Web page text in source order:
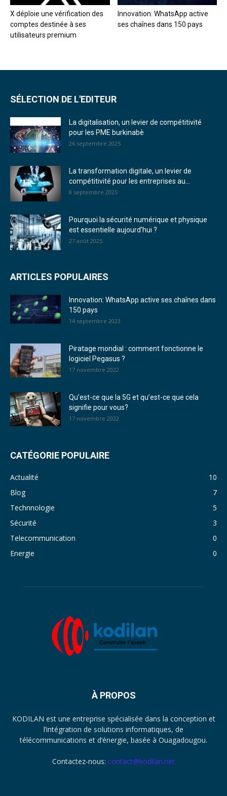
X déploie une vérification des
comptes destinée à ses
utilisateurs premium
Innovation: WhatsApp active
ses chaînes dans 150 pays
SÉLECTION DE L'EDITEUR
La digitalisation, un levier de compétitivité
pour les PME burkinabè
26 septembre 2025
La transformation digitale, un levier de
compétitivité pour les entreprises au...
8 septembre 2025
Pourquoi la sécurité numérique et physique
est essentielle aujourd’hui ?
27 août 2025
ARTICLES POPULAIRES
Innovation: WhatsApp active ses chaînes dans
150 pays
14 septembre 2023
Piratage mondial : comment fonctionne le
logiciel Pegasus ?
17 novembre 2022
Qu’est-ce que la 5G et qu’est-ce que cela
signifie pour vous?
17 novembre 2022
CATÉGORIE POPULAIRE
Actualité
10
Blog
7
Technnologie
5
Sécurité
3
Telecommunication
0
Energie
0
À PROPOS
KODILAN est une entreprise spécialisée dans la conception et
l’intégration de solutions informatiques, de
télécommunications et d’énergie, basée à Ouagadougou.
Contactez-nous: contact@kodilan.net